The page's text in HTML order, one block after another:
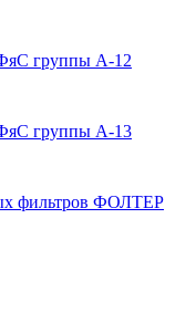
группы А-12
группы А-13
фильтров ФОЛТЕР